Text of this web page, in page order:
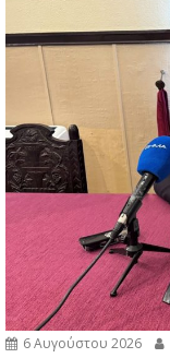
6 Αυγούστου 2026